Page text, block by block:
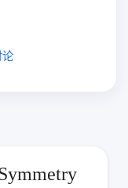
论